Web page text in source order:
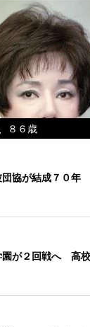
８６歳
団協が結成７０年
園が２回戦へ 高